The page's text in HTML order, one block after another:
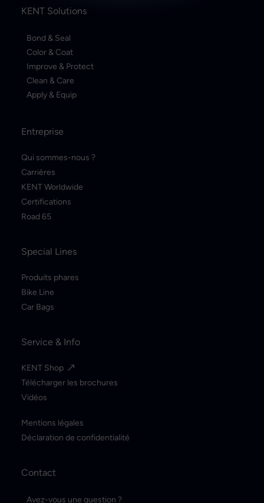
KENT Solutions
Bond & Seal
Color & Coat
Improve & Protect
Clean & Care
Apply & Equip
Entreprise
Qui sommes-nous ?
Carrières
KENT Worldwide
Certifications
Road 65
Special Lines
Produits phares
Bike Line
Car Bags
Service & Info
KENT Shop
Télécharger les brochures
Vidéos
Mentions légales
Déclaration de confidentialité
Contact
Avez-vous une question ?